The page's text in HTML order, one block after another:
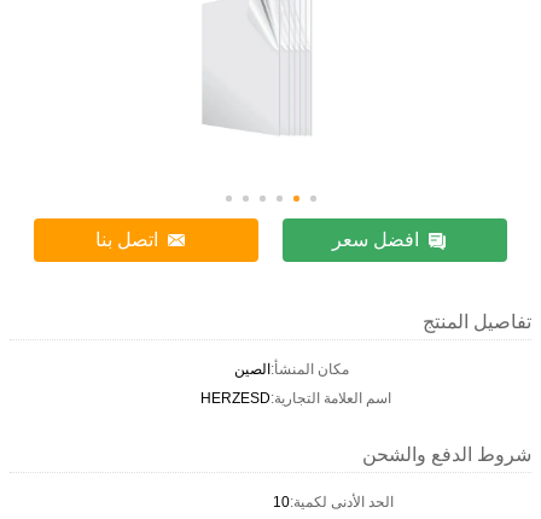
افضل سعر اتصل بنا
تفاصيل المنتج
مكان المنشأ:الصين
اسم العلامة التجارية:HERZESD
شروط الدفع والشحن
الحد الأدنى لكمية:10